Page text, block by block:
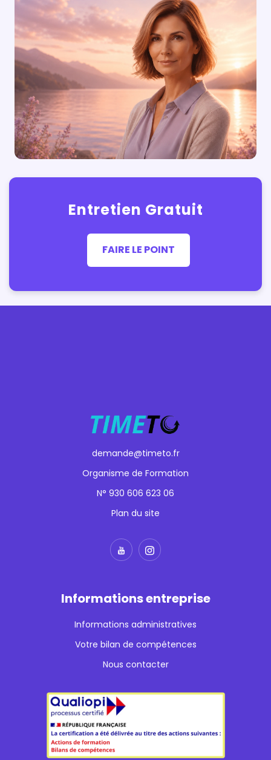
Entretien Gratuit
FAIRE LE POINT
demande@timeto.fr
Organisme de Formation
N° 930 606 623 06
Plan du site
Informations entreprise
Informations administratives
Votre bilan de compétences
Nous contacter